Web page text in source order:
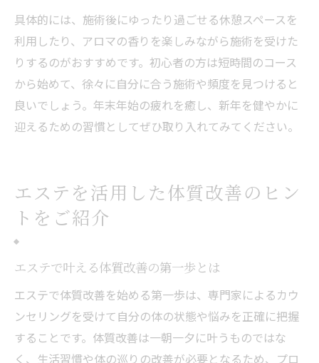
具体的には、施術後にゆったり過ごせる休憩スペースを
利用したり、アロマの香りを楽しみながら施術を受けた
りするのがおすすめです。初心者の方は短時間のコース
から始めて、徐々に自分に合う施術や頻度を見つけると
良いでしょう。年末年始の疲れを癒し、新年を健やかに
迎えるための習慣としてぜひ取り入れてみてください。
エステを活用した体質改善のヒン
トをご紹介
エステで叶える体質改善の第一歩とは
エステで体質改善を始める第一歩は、専門家によるカウ
ンセリングを受けて自分の体の状態や悩みを正確に把握
することです。体質改善は一朝一夕に叶うものではな
く、生活習慣や体の巡りの改善が必要となるため、プロ